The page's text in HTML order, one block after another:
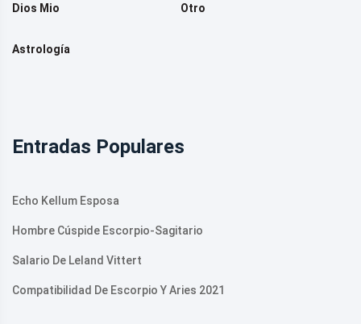
Dios Mio Otro
Astrología
Entradas Populares
Echo Kellum Esposa
Hombre Cúspide Escorpio-Sagitario
Salario De Leland Vittert
Compatibilidad De Escorpio Y Aries 2021